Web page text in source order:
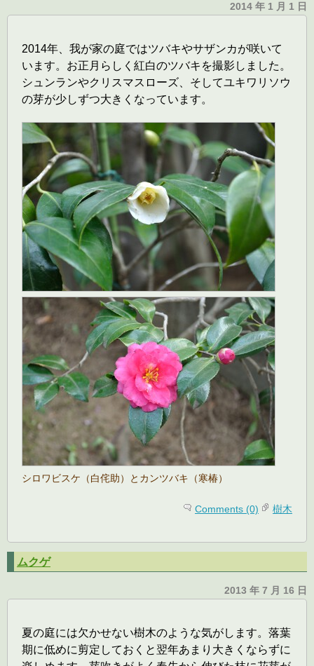
2014 年 1 月 1 日
2014年、我が家の庭ではツバキやサザンカが咲いて
います。お正月らしく紅白のツバキを撮影しました。
シュンランやクリスマスローズ、そしてユキワリソウ
の芽が少しずつ大きくなっています。
シロワビスケ（白侘助）とカンツバキ（寒椿）
Comments (0) 樹木
ムクゲ
2013 年 7 月 16 日
夏の庭には欠かせない樹木のような気がします。落葉
期に低めに剪定しておくと翌年あまり大きくならずに